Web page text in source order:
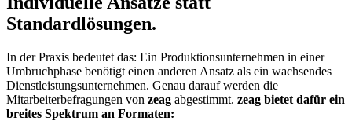
Standardlösungen.
In der Praxis bedeutet das: Ein Produktionsunternehmen in einer
Umbruchphase benötigt einen anderen Ansatz als ein wachsendes
Dienstleistungsunternehmen. Genau darauf werden die
Mitarbeiterbefragungen von zeag abgestimmt. zeag bietet dafür ein
breites Spektrum an Formaten: